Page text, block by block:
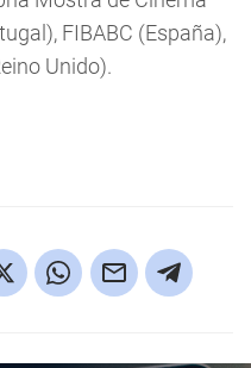
FIBABC (España),
Unido).